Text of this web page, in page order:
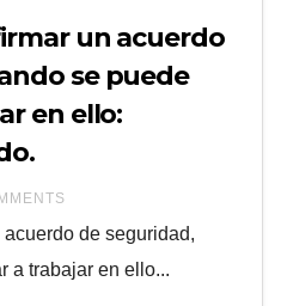
un acuerdo
se puede
en ello:
de seguridad,
a trabajar en ello...